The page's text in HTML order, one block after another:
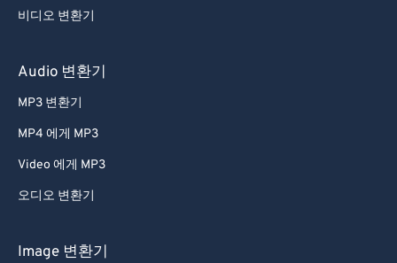
비디오 변환기
Audio 변환기
MP3 변환기
MP4 에게 MP3
Video 에게 MP3
오디오 변환기
Image 변환기